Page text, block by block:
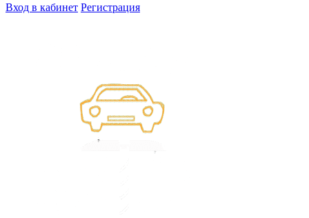
Вход в кабинет Регистрация